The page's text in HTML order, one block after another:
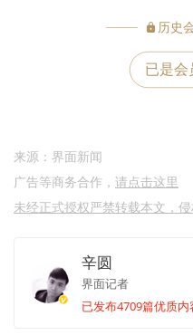
历史
已是会
来源：界面新闻
广告等商务合作， 请点击这里
未经正式授权严禁转载本文，侵
辛圆
界面记者
已发布4709篇优质内